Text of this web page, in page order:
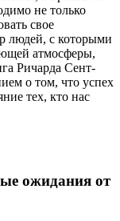
не только
свое
людей, с которыми
атмосферы,
Ричарда Сент-
о том, что успех
тех, кто нас
ожидания от